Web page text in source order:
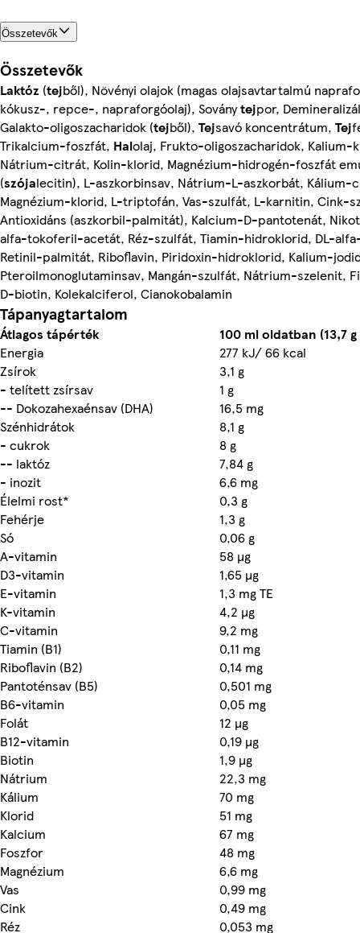
Összetevők
Összetevők
Laktóz (tejből), Növényi olajok (magas olajsavtartalmú
kókusz-, repce-, napraforgóolaj), Soványtejpor,
Galakto-oligoszacharidok (tejből), Tejsavó koncentrátum, Tej
Trikalcium-foszfát, Halolaj, Frukto-oligoszacharidok, Kalium-
Nátrium-citrát, Kolin-klorid, Magnézium-hidrogén-foszfát
(szójalecitin), L-aszkorbinsav, Nátrium-L-aszkorbát, Kálium-
Magnézium-klorid, L-triptofán, Vas-szulfát, L-karnitin, Cink-
Antioxidáns (aszkorbil-palmitát), Kalcium-D-pantotenát,
alfa-tokoferil-acetát, Réz-szulfát, Tiamin-hidroklorid, DL-
Retinil-palmitát, Riboflavin, Piridoxin-hidroklorid, Kalium-
Pteroilmonoglutaminsav, Mangán-szulfát, Nátrium-szelenit,
D-biotin, Kolekalciferol, Cianokobalamin
Tápanyagtartalom
Átlagos tápérték
100 ml oldatban (13,7
Energia
277 kJ/ 66 kcal
Zsírok
3,1 g
- telített zsírsav
1 g
-- Dokozahexaénsav (DHA)
16,5 mg
Szénhidrátok
8,1 g
- cukrok
8 g
-- laktóz
7,84 g
- inozit
6,6 mg
Élelmi rost*
0,3 g
Fehérje
1,3 g
Só
0,06 g
A-vitamin
58 µg
D3-vitamin
1,65 µg
E-vitamin
1,3 mg TE
K-vitamin
4,2 µg
C-vitamin
9,2 mg
Tiamin (B1)
0,11 mg
Riboflavin (B2)
0,14 mg
Pantoténsav (B5)
0,501 mg
B6-vitamin
0,05 mg
Folát
12 µg
B12-vitamin
0,19 µg
Biotin
1,9 µg
Nátrium
22,3 mg
Kálium
70 mg
Klorid
51 mg
Kalcium
67 mg
Foszfor
48 mg
Magnézium
6,6 mg
Vas
0,99 mg
Cink
0,49 mg
Réz
0,053 mg